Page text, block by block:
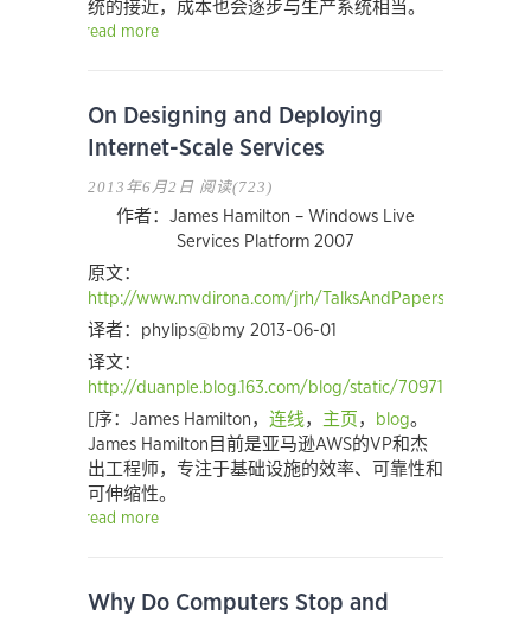
统的接近，成本也会逐步与生产系统相当。
read more
On Designing and Deploying
Internet-Scale Services
2013年6月2日 阅读(723)
作者：James Hamilton – Windows Live
Services Platform 2007
原文：
http://www.mvdirona.com/jrh/TalksAndPapers/
译者：phylips@bmy 2013-06-01
译文：
http://duanple.blog.163.com/blog/static/
[序：James Hamilton， 连线， 主页 ， blog。
James Hamilton目前是亚马逊AWS的VP和杰
出工程师，专注于基础设施的效率、可靠性和
可伸缩性。
read more
Why Do Computers Stop and